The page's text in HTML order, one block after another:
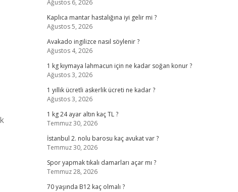
Ağustos 6, 2026
Kaplıca mantar hastalığına iyi gelir mi ?
Ağustos 5, 2026
Avakado ingilizce nasıl söylenir ?
Ağustos 4, 2026
1 kg kıymaya lahmacun için ne kadar soğan konur ?
Ağustos 3, 2026
1 yıllık ücretli askerlik ücreti ne kadar ?
Ağustos 3, 2026
1 kg 24 ayar altın kaç TL ?
Temmuz 30, 2026
İstanbul 2. nolu barosu kaç avukat var ?
Temmuz 30, 2026
Spor yapmak tıkalı damarları açar mı ?
Temmuz 28, 2026
70 yaşında B12 kaç olmalı ?